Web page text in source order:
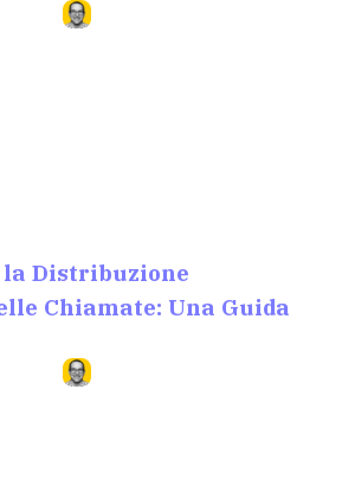
Distribuzione
Chiamate: Una Guida